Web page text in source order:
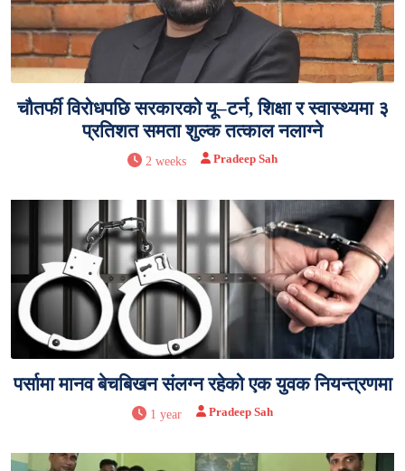
चौतर्फी विरोधपछि सरकारको यू–टर्न, शिक्षा र स्वास्थ्यमा ३
प्रतिशत समता शुल्क तत्काल नलाग्ने
2 weeks Pradeep Sah
पर्सामा मानव बेचबिखन संलग्न रहेको एक युवक नियन्त्रणमा
1 year Pradeep Sah